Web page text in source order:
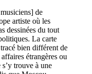
de
artiste où les
dessinées du tout
La carte
bien différent de
étrangères ou
trouve à une